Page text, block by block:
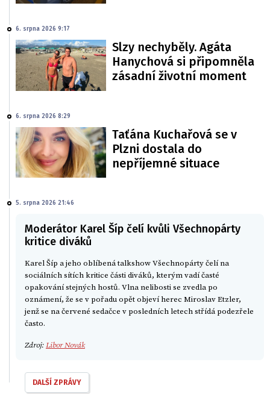
6. srpna 2026 9:17
Slzy nechyběly. Agáta
Hanychová si připomněla
zásadní životní moment
6. srpna 2026 8:29
Taťána Kuchařová se v
Plzni dostala do
nepříjemné situace
5. srpna 2026 21:46
Moderátor Karel Šíp čelí kvůli Všechnopárty
kritice diváků
Karel Šíp a jeho oblíbená talkshow Všechnopárty čelí na
sociálních sítích kritice části diváků, kterým vadí časté
opakování stejných hostů. Vlna nelibosti se zvedla po
oznámení, že se v pořadu opět objeví herec Miroslav Etzler,
jenž se na červené sedačce v posledních letech střídá podezřele
často.
Zdroj:Libor Novák
DALŠÍ ZPRÁVY